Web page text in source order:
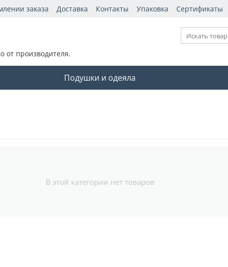
заказа Доставка Контакты Упаковка Сертификаты
от производителя.
Подушки и одеяла
В этой категории нет товаров